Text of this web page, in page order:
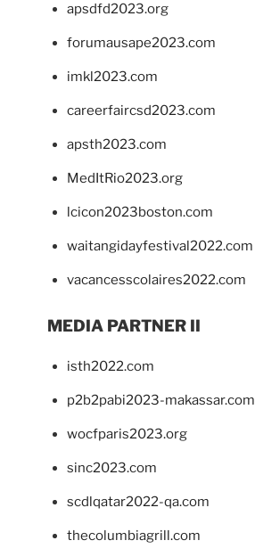
apsdfd2023.org
forumausape2023.com
imkl2023.com
careerfaircsd2023.com
apsth2023.com
MedItRio2023.org
lcicon2023boston.com
waitangidayfestival2022.com
vacancesscolaires2022.com
MEDIA PARTNER II
isth2022.com
p2b2pabi2023-makassar.com
wocfparis2023.org
sinc2023.com
scdlqatar2022-qa.com
thecolumbiagrill.com